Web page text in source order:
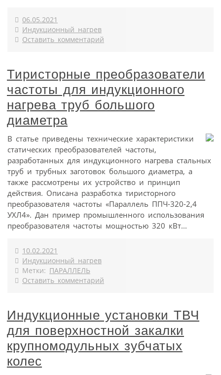
06.05.2021
Индукционный нагрев
Оставить комментарий
Тиристорные преобразователи
частоты для индукционного
нагрева труб большого
диаметра
В статье приведены технические характеристики
статических преобразователей частоты,
разработанных для индукционного нагрева стальных
труб и трубных заготовок большого диаметра, а
также рассмотрены их устройство и принцип
действия. Описана разработка тиристорного
преобразователя частоты «Параллель ППЧ-320-2,4
УХЛ4». Дан пример промышленного использования
преобразователя частоты мощностью 320 кВт...
10.02.2021
Индукционный нагрев
Метки: ПАРАЛЛЕЛЬ
Оставить комментарий
Индукционные установки ТВЧ
для поверхностной закалки
крупномодульных зубчатых
колес